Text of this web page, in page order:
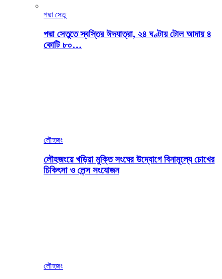
পদ্মা সেতু
পদ্মা সেতুতে স্বস্তির ঈদযাত্রা, ২৪ ঘণ্টায় টোল আদায় ৪
কোটি ৮০…
লৌহজং
লৌহজংয়ে খড়িয়া মুক্তি সংঘের উদ্যোগে বিনামূল্যে চোখের
চিকিৎসা ও লেন্স সংযোজন
লৌহজং